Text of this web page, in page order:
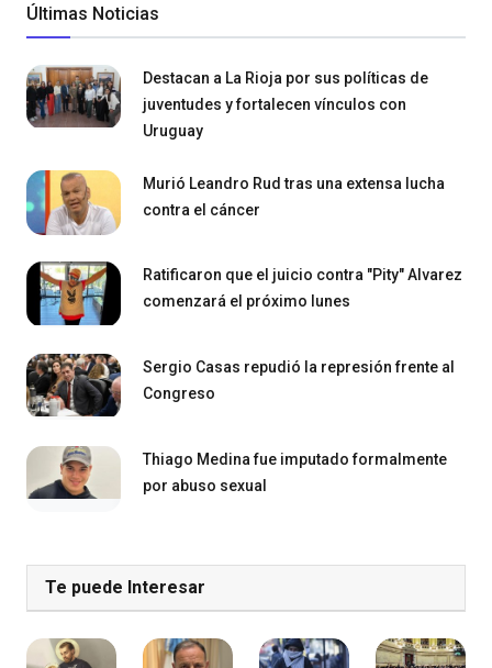
Últimas Noticias
Destacan a La Rioja por sus políticas de
juventudes y fortalecen vínculos con
Uruguay
Murió Leandro Rud tras una extensa lucha
contra el cáncer
Ratificaron que el juicio contra "Pity" Alvarez
comenzará el próximo lunes
Sergio Casas repudió la represión frente al
Congreso
Thiago Medina fue imputado formalmente
por abuso sexual
Te puede Interesar